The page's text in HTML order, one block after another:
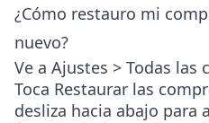
¿Cómo restauro mi
nuevo?
Ve a Ajustes > Todas las
Toca Restaurar las
desliza hacia abajo para